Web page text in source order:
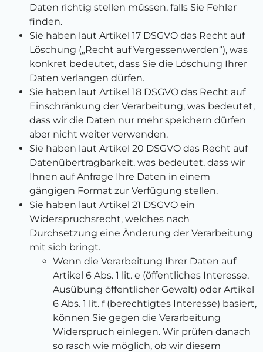
Daten richtig stellen müssen, falls Sie Fehler
finden.
Sie haben laut Artikel 17 DSGVO das Recht auf
Löschung („Recht auf Vergessenwerden“), was
konkret bedeutet, dass Sie die Löschung Ihrer
Daten verlangen dürfen.
Sie haben laut Artikel 18 DSGVO das Recht auf
Einschränkung der Verarbeitung, was bedeutet,
dass wir die Daten nur mehr speichern dürfen
aber nicht weiter verwenden.
Sie haben laut Artikel 20 DSGVO das Recht auf
Datenübertragbarkeit, was bedeutet, dass wir
Ihnen auf Anfrage Ihre Daten in einem
gängigen Format zur Verfügung stellen.
Sie haben laut Artikel 21 DSGVO ein
Widerspruchsrecht, welches nach
Durchsetzung eine Änderung der Verarbeitung
mit sich bringt.
Wenn die Verarbeitung Ihrer Daten auf
Artikel 6 Abs. 1 lit. e (öffentliches Interesse,
Ausübung öffentlicher Gewalt) oder Artikel
6 Abs. 1 lit. f (berechtigtes Interesse) basiert,
können Sie gegen die Verarbeitung
Widerspruch einlegen. Wir prüfen danach
so rasch wie möglich, ob wir diesem